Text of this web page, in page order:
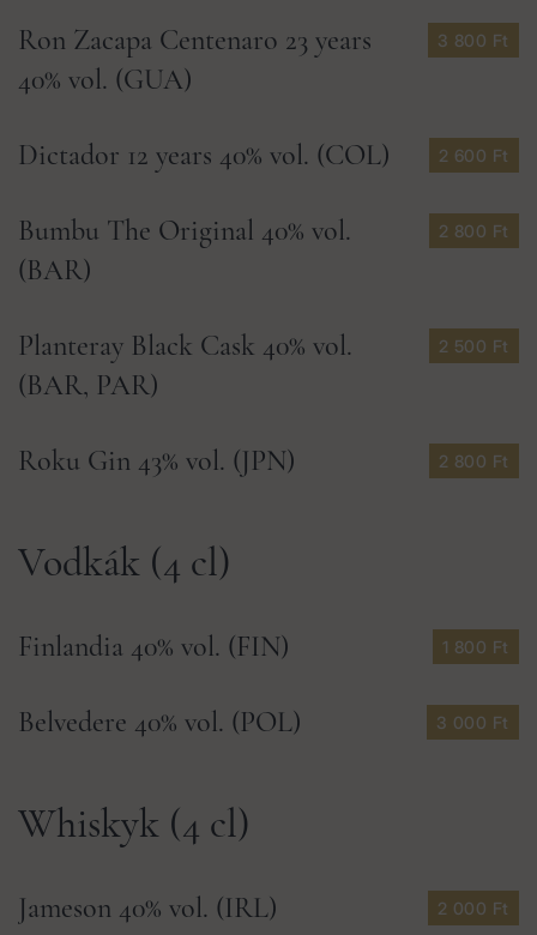
3 800 Ft
Ron Zacapa Centenaro 23 years
40% vol. (GUA)
2 600 Ft
Dictador 12 years 40% vol. (COL)
2 800 Ft
Bumbu The Original 40% vol.
(BAR)
2 500 Ft
Planteray Black Cask 40% vol.
(BAR, PAR)
2 800 Ft
Roku Gin 43% vol. (JPN)
Vodkák (4 cl)
1 800 Ft
Finlandia 40% vol. (FIN)
3 000 Ft
Belvedere 40% vol. (POL)
Whiskyk (4 cl)
2 000 Ft
Jameson 40% vol. (IRL)